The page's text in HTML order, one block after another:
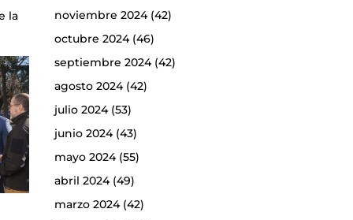
la
noviembre 2024(42)
octubre 2024(46)
septiembre 2024(42)
agosto 2024(42)
julio 2024(53)
junio 2024(43)
mayo 2024(55)
abril 2024(49)
marzo 2024(42)